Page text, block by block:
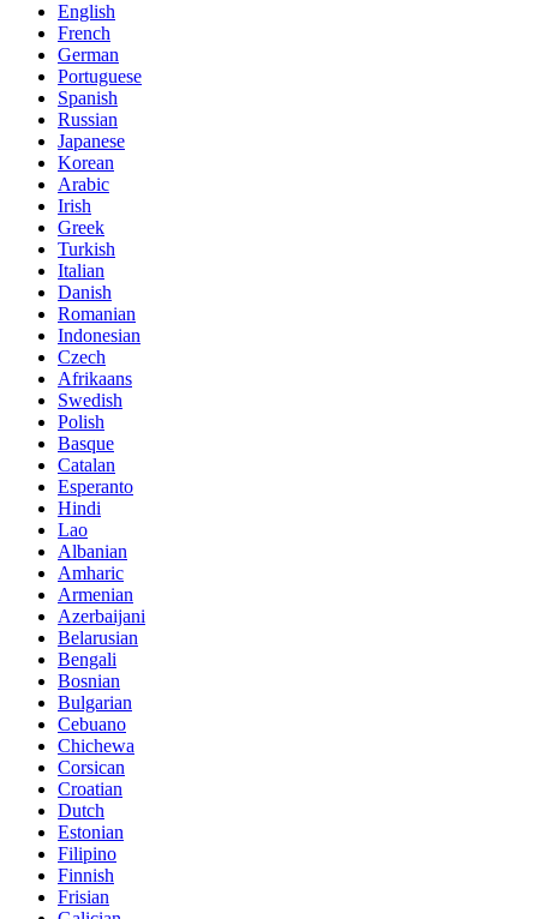
English
French
German
Portuguese
Spanish
Russian
Japanese
Korean
Arabic
Irish
Greek
Turkish
Italian
Danish
Romanian
Indonesian
Czech
Afrikaans
Swedish
Polish
Basque
Catalan
Esperanto
Hindi
Lao
Albanian
Amharic
Armenian
Azerbaijani
Belarusian
Bengali
Bosnian
Bulgarian
Cebuano
Chichewa
Corsican
Croatian
Dutch
Estonian
Filipino
Finnish
Frisian